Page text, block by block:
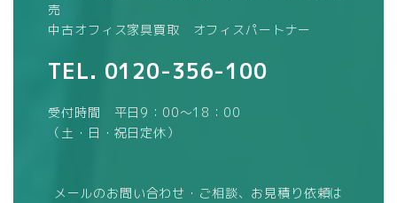
売
中古オフィス家具買取 オフィスパートナー
TEL. 0120-356-100
受付時間 平日9：00～18：00
（土・日・祝日定休）
メールのお問い合わせ・ご相談、お見積り依頼は